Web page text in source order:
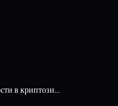
в криптози...